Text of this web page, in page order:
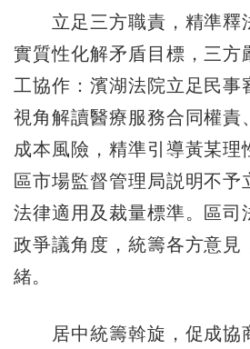
立足三方職責，精準釋
實質性化解矛盾目標，三方
工協作：濱湖法院立足民事
視角解讀醫療服務合同權責
成本風險，精準引導黃某理
區市場監督管理局説明不予
法律適用及裁量標準。區司
政爭議角度，統籌各方意見
緒。
居中統籌斡旋，促成協